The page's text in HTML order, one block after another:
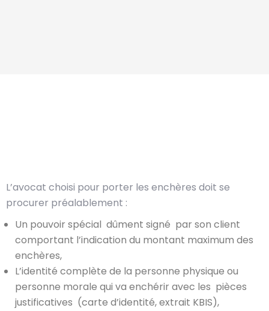
L’avocat choisi pour porter les enchères doit se
procurer préalablement :
Un pouvoir spécial dûment signé par son client
comportant l’indication du montant maximum des
enchères,
L’identité complète de la personne physique ou
personne morale qui va enchérir avec les pièces
justificatives (carte d’identité, extrait KBIS),